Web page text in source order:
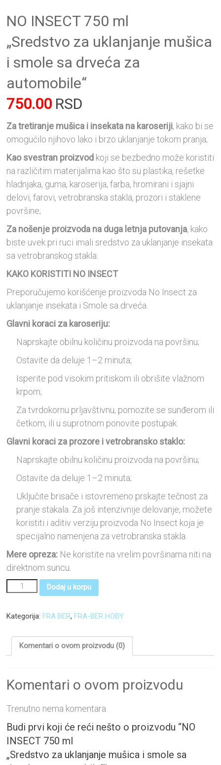
NO INSECT 750 ml
„Sredstvo za uklanjanje mušica
i smole sa drveća za
automobile“
750.00 RSD
Za tretiranje mušica i insekata na karoseriji, kako bi se
omogućilo njihovo lako i brzo uklanjanje tokom pranja;
Kao svestran proizvod koji se bezbedno može koristiti
na različitim materijalima kao što su plastika, rešetke
hladnjaka, guma, karoserija, farba, hromirani i sjajni
delovi, farovi, vetrobranska stakla, prozori i staklene
površine;
Za nošenje proizvoda na duga letnja putovanja, kako
biste uvek pri ruci imali sredstvo za uklanjanje insekata
sa vetrobranskog stakla.
KAKO KORISTITI NO INSECT
Preporučujemo korišćenje proizvoda No Insect za
uklanjanje insekata i Smole sa drveća.
Glavni koraci za karoseriju:
Naprskajte obilnu količinu proizvoda na površinu;
Ostavite da deluje 1–2 minuta;
Isperite pod visokim pritiskom ili obrišite vlažnom
krpom;
Za tvrdokornu prljavštivnu, pomozite se sunđerom ili
četkom, ili u suprotnom ponovite postupak.
Glavni koraci za prozore i vetrobransko staklo:
Naprskajte obilnu količinu proizvoda na površinu;
Ostavite da deluje 1–2 minuta;
Uključite brisače i istovremeno prskajte tečnost za
pranje stakala. Za još intenzivnije delovanje, možete
koristiti i aditiv verziju proizvoda No Insect koja je
specijalno namenjena za vetrobranska stakla.
Mere opreza: Ne koristite na vrelim površinama niti na
direktnom suncu.
Dodaj u korpu
Kategorija:FRA BER,FRA-BER HOBY
Komentari o ovom proizvodu (0)
Komentari o ovom proizvodu
Trenutno nema komentara.
Budi prvi koji će reći nešto o proizvodu “NO
INSECT 750 ml
„Sredstvo za uklanjanje mušica i smole sa